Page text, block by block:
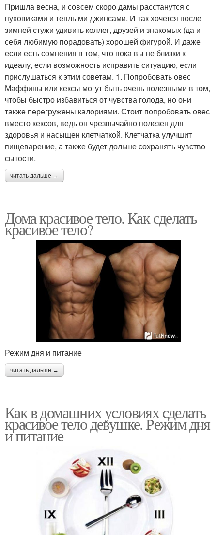
Пришла весна, и совсем скоро дамы расстанутся с
пуховиками и теплыми джинсами. И так хочется после
зимней стужи удивить коллег, друзей и знакомых (да и
себя любимую порадовать) хорошей фигурой. И даже
если есть сомнения в том, что пока вы не близки к
идеалу, если возможность исправить ситуацию, если
прислушаться к этим советам. 1. Попробовать овес
Маффины или кексы могут быть очень полезными в том,
чтобы быстро избавиться от чувства голода, но они
также перегружены калориями. Стоит попробовать овес
вместо кексов, ведь он чрезвычайно полезен для
здоровья и насыщен клетчаткой. Клетчатка улучшит
пищеварение, а также будет дольше сохранять чувство
сытости.
читать дальше →
Дома красивое тело. Как сделать
красивое тело?
Режим дня и питание
читать дальше →
Как в домашних условиях сделать
красивое тело девушке. Режим дня
и питание